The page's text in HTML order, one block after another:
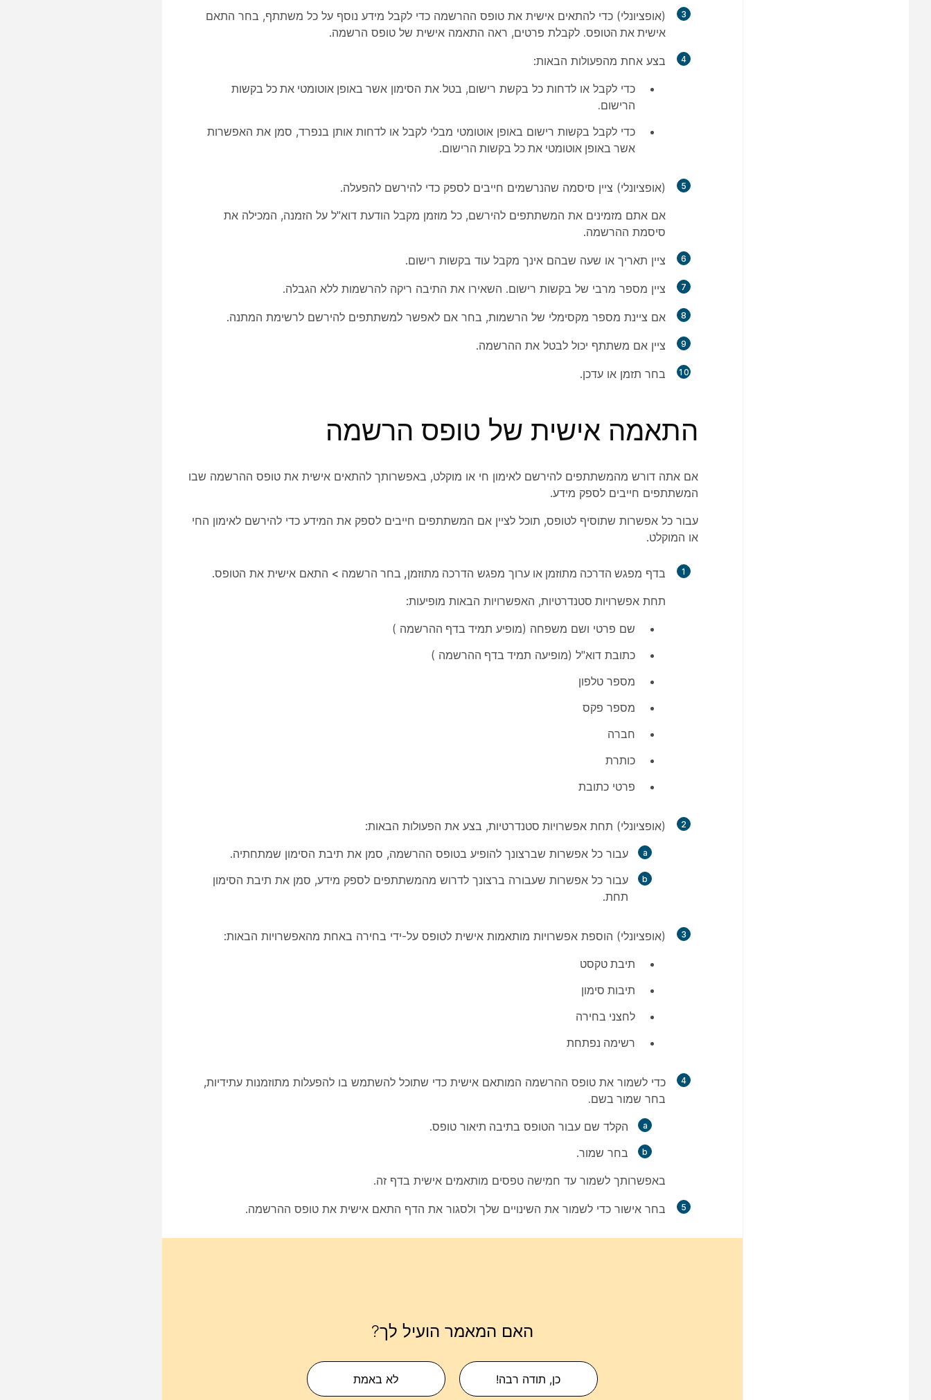
3 (אופציונלי) כדי להתאים אישית את טופס ההרשמה כדי לקבל מידע נוסף על כל משתתף, בחר התאם
אישית את הטופס. לקבלת פרטים, ראה התאמה אישית של טופס הרשמה.
4
בצע אחת מהפעולות הבאות:
כדי לקבל או לדחות כל בקשת רישום, בטל את הסימון אשר באופן אוטומטי את כל בקשות
הרישום.
כדי לקבל בקשות רישום באופן אוטומטי מבלי לקבל או לדחות אותן בנפרד, סמן את האפשרות
אשר באופן אוטומטי את כל בקשות הרישום.
5
(אופציונלי) ציין סיסמה שהנרשמים חייבים לספק כדי להירשם להפעלה.
אם אתם מזמינים את המשתתפים להירשם, כל מוזמן מקבל הודעת דוא"ל על הזמנה, המכילה את
סיסמת ההרשמה.
6 ציין תאריך או שעה שבהם אינך מקבל עוד בקשות רישום.
7 ציין מספר מרבי של בקשות רישום. השאירו את התיבה ריקה להרשמות ללא הגבלה.
8 אם ציינת מספר מקסימלי של הרשמות, בחר אם לאפשר למשתתפים להירשם לרשימת המתנה.
9 ציין אם משתתף יכול לבטל את ההרשמה.
10 בחר תזמן או עדכן.
התאמה אישית של טופס הרשמה
אם אתה דורש מהמשתתפים להירשם לאימון חי או מוקלט, באפשרותך להתאים אישית את טופס ההרשמה שבו
המשתתפים חייבים לספק מידע.
עבור כל אפשרות שתוסיף לטופס, תוכל לציין אם המשתתפים חייבים לספק את המידע כדי להירשם לאימון החי
או המוקלט.
1 בדף מפגש הדרכה מתוזמן או ערוך מפגש הדרכה מתוזמן, בחר הרשמה > התאם אישית את הטופס.
תחת אפשרויות סטנדרטיות, האפשרויות הבאות מופיעות:
שם פרטי ושם משפחה (מופיע תמיד בדף ההרשמה )
כתובת דוא"ל (מופיעה תמיד בדף ההרשמה )
מספר טלפון
מספר פקס
חברה
כותרת
פרטי כתובת
2 (אופציונלי) תחת אפשרויות סטנדרטיות, בצע את הפעולות הבאות:
עבור כל אפשרות שברצונך להופיע בטופס ההרשמה, סמן את תיבת הסימון שמתחתיה.
עבור כל אפשרות שעבורה ברצונך לדרוש מהמשתתפים לספק מידע, סמן את תיבת הסימון
תחת.
3
(אופציונלי) הוספת אפשרויות מותאמות אישית לטופס על-ידי בחירה באחת מהאפשרויות הבאות:
תיבת טקסט
תיבות סימון
לחצני בחירה
רשימה נפתחת
4
כדי לשמור את טופס ההרשמה המותאם אישית כדי שתוכל להשתמש בו להפעלות מתוזמנות עתידיות,
בחר שמור בשם.
הקלד שם עבור הטופס בתיבה תיאור טופס.
בחר שמור.
באפשרותך לשמור עד חמישה טפסים מותאמים אישית בדף זה.
5 בחר אישור כדי לשמור את השינויים שלך ולסגור את הדף התאם אישית את טופס ההרשמה.
האם המאמר הועיל לך?
כן, תודה רבה! לא באמת